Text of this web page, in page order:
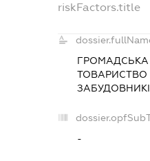
riskFactors.title
ГРОМАДСЬКА
ТОВАРИСТВО
-